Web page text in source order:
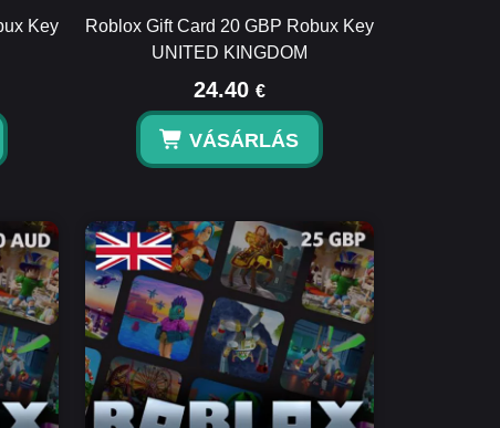
Key
Roblox Gift Card 20 GBP Robux Key
UNITED KINGDOM
24.40 €
VÁSÁRLÁS